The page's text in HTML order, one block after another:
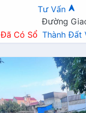
Tư Vấn
Đường
Đã Có Sổ Thành Đất